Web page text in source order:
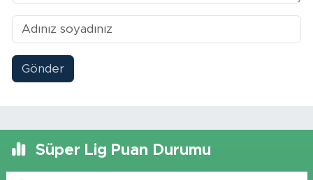
Gönder
Süper Lig Puan Durumu